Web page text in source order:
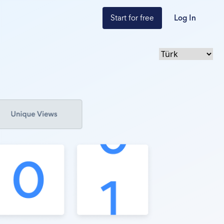
Start for free Log In